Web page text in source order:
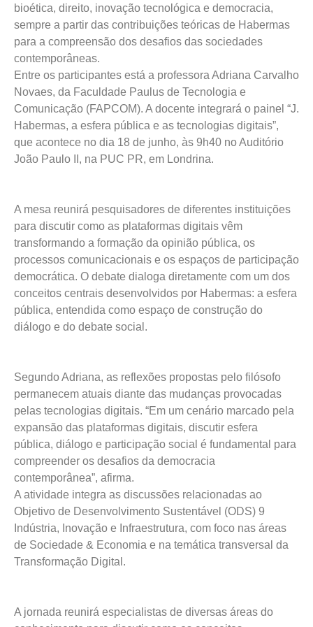
bioética, direito, inovação tecnológica e democracia,
sempre a partir das contribuições teóricas de Habermas
para a compreensão dos desafios das sociedades
contemporâneas.
Entre os participantes está a professora Adriana Carvalho
Novaes, da Faculdade Paulus de Tecnologia e
Comunicação (FAPCOM). A docente integrará o painel “J.
Habermas, a esfera pública e as tecnologias digitais”,
que acontece no dia 18 de junho, às 9h40 no Auditório
João Paulo II, na PUC PR, em Londrina.
A mesa reunirá pesquisadores de diferentes instituições
para discutir como as plataformas digitais vêm
transformando a formação da opinião pública, os
processos comunicacionais e os espaços de participação
democrática. O debate dialoga diretamente com um dos
conceitos centrais desenvolvidos por Habermas: a esfera
pública, entendida como espaço de construção do
diálogo e do debate social.
Segundo Adriana, as reflexões propostas pelo filósofo
permanecem atuais diante das mudanças provocadas
pelas tecnologias digitais. “Em um cenário marcado pela
expansão das plataformas digitais, discutir esfera
pública, diálogo e participação social é fundamental para
compreender os desafios da democracia
contemporânea”, afirma.
A atividade integra as discussões relacionadas ao
Objetivo de Desenvolvimento Sustentável (ODS) 9
Indústria, Inovação e Infraestrutura, com foco nas áreas
de Sociedade & Economia e na temática transversal da
Transformação Digital.
A jornada reunirá especialistas de diversas áreas do